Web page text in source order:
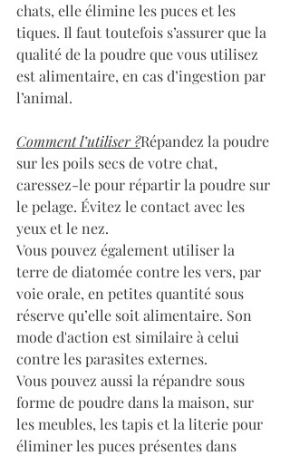
chats, elle élimine les puces et les
tiques. Il faut toutefois s’assurer que la
qualité de la poudre que vous utilisez
est alimentaire, en cas d’ingestion par
l’animal.
Comment l’utiliser ?Répandez la poudre
sur les poils secs de votre chat,
caressez-le pour répartir la poudre sur
le pelage. Évitez le contact avec les
yeux et le nez.
Vous pouvez également utiliser la
terre de diatomée contre les vers, par
voie orale, en petites quantité sous
réserve qu’elle soit alimentaire. Son
mode d'action est similaire à celui
contre les parasites externes.
Vous pouvez aussi la répandre sous
forme de poudre dans la maison, sur
les meubles, les tapis et la literie pour
éliminer les puces présentes dans